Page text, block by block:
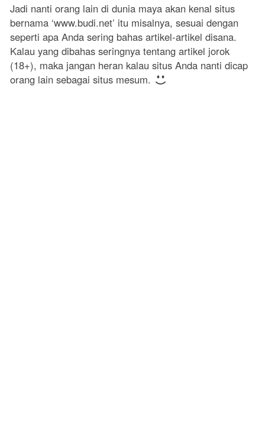
Jadi nanti orang lain di dunia maya akan kenal situs
bernama ‘www.budi.net’ itu misalnya, sesuai dengan
seperti apa Anda sering bahas artikel-artikel disana.
Kalau yang dibahas seringnya tentang artikel jorok
(18+), maka jangan heran kalau situs Anda nanti dicap
orang lain sebagai situs mesum.